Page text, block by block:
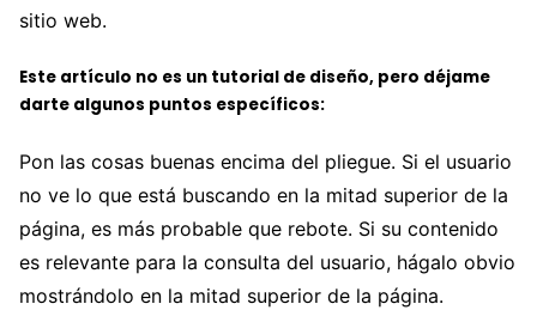
sitio web.
Este artículo no es un tutorial de diseño, pero déjame
darte algunos puntos específicos:
Pon las cosas buenas encima del pliegue. Si el usuario
no ve lo que está buscando en la mitad superior de la
página, es más probable que rebote. Si su contenido
es relevante para la consulta del usuario, hágalo obvio
mostrándolo en la mitad superior de la página.